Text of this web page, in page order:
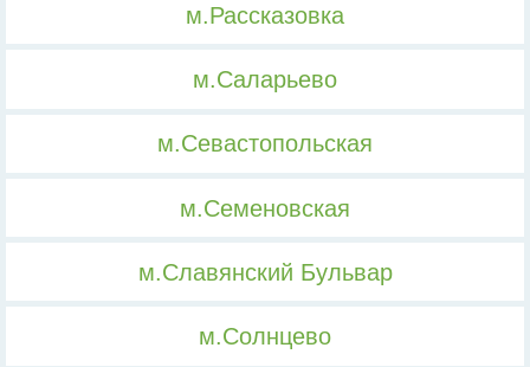
м.Рассказовка
м.Саларьево
м.Севастопольская
м.Семеновская
м.Славянский Бульвар
м.Солнцево